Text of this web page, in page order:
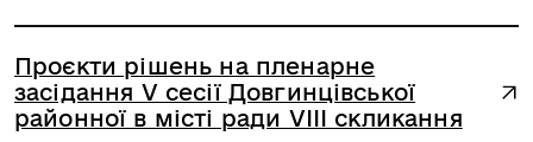
Проєкти рішень на пленарне
засідання V сесії Довгинцівської
районної в місті ради VIII скликання